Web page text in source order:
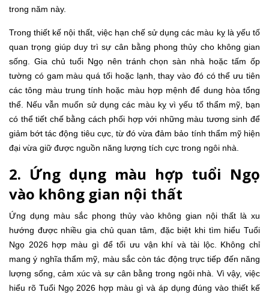
trong năm này.
Trong thiết kế nội thất, việc hạn chế sử dụng các màu kỵ là yếu tố
quan trọng giúp duy trì sự cân bằng phong thủy cho không gian
sống. Gia chủ tuổi Ngọ nên tránh chọn sàn nhà hoặc tấm ốp
tường có gam màu quá tối hoặc lạnh, thay vào đó có thể ưu tiên
các tông màu trung tính hoặc màu hợp mệnh để dung hòa tổng
thể. Nếu vẫn muốn sử dụng các màu kỵ vì yếu tố thẩm mỹ, bạn
có thể tiết chế bằng cách phối hợp với những màu tương sinh để
giảm bớt tác động tiêu cực, từ đó vừa đảm bảo tính thẩm mỹ hiện
đại vừa giữ được nguồn năng lượng tích cực trong ngôi nhà.
2. Ứng dụng màu hợp tuổi Ngọ
vào không gian nội thất
Ứng dụng màu sắc phong thủy vào không gian nội thất là xu
hướng được nhiều gia chủ quan tâm, đặc biệt khi tìm hiểu Tuổi
Ngọ 2026 hợp màu gì để tối ưu vận khí và tài lộc. Không chỉ
mang ý nghĩa thẩm mỹ, màu sắc còn tác động trực tiếp đến năng
lượng sống, cảm xúc và sự cân bằng trong ngôi nhà. Vì vậy, việc
hiểu rõ Tuổi Ngọ 2026 hợp màu gì và áp dụng đúng vào thiết kế